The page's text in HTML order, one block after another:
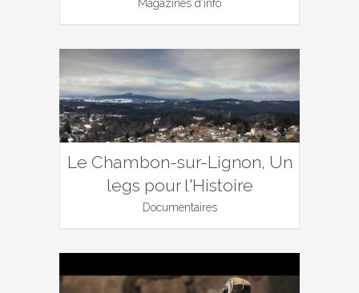
Magazines d'info
Le Chambon-sur-Lignon, Un
legs pour l'Histoire
Documentaires